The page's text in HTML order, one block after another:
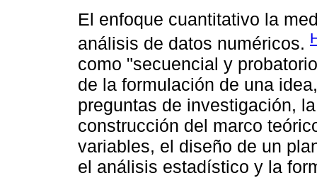
El enfoque cuantitativo la
análisis de datos numéricos.
como "secuencial y
de la formulación de una
preguntas de investigación,
construcción del marco
variables, el diseño de un
el análisis estadístico y la